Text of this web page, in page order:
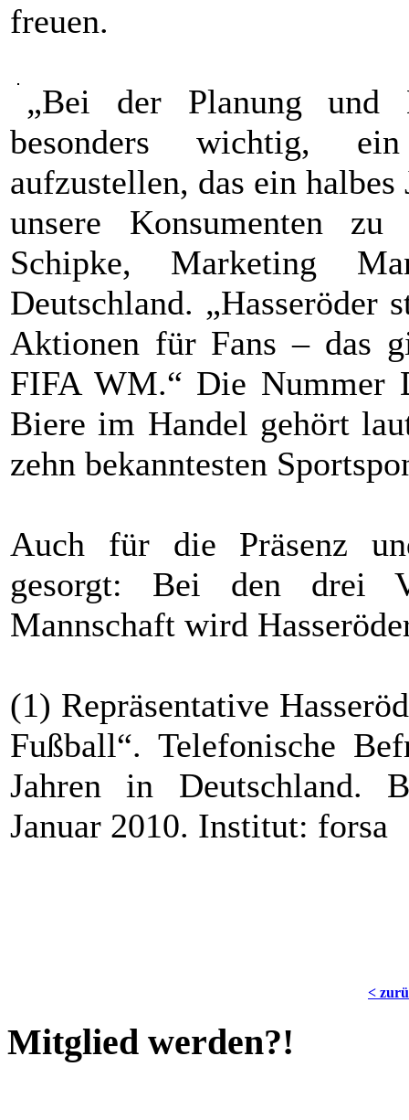
freuen.
„Bei der Planung und
besonders wichtig,
aufzustellen, das ein
unsere Konsumenten
Schipke, Marketing
Deutschland. „Hasseröder
Aktionen für Fans – das
FIFA WM.“ Die Nummer
Biere im Handel gehört
zehn bekanntesten
Auch für die Präsenz
gesorgt: Bei den drei
Mannschaft wird
(1) Repräsentative
Fußball“. Telefonische
Jahren in Deutschland.
Januar 2010. Institut: forsa
<
Mitglied werden?!